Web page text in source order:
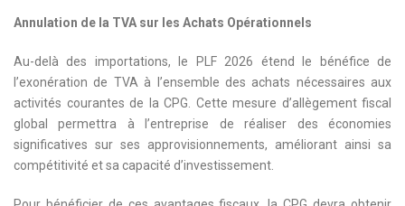
Annulation de la TVA sur les Achats Opérationnels
Au-delà des importations, le PLF 2026 étend le bénéfice de
l’exonération de TVA à l’ensemble des achats nécessaires aux
activités courantes de la CPG. Cette mesure d’allègement fiscal
global permettra à l’entreprise de réaliser des économies
significatives sur ses approvisionnements, améliorant ainsi sa
compétitivité et sa capacité d’investissement.